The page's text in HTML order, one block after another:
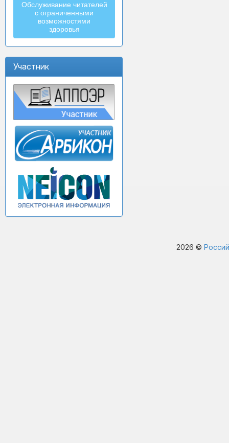
Обслуживание читателей
с ограниченными
возможностями
здоровья
Участник
2026 ©